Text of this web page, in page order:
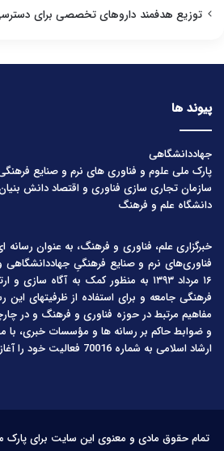
توزیع هدفمند داروهای تخصصی برای دسترسی
پیوند ها
جهاددانشگاهی
پارک ملی علوم و فناوری های نرم و صنایع
سازمان تجاری سازی فناوری و اقتصاد دانش
دانشگاه علم و فرهنگ
خبرگزاری علم، فناوری و فرهنگ، به عنوان
فناوری‌های نرم و صنایع فرهنگیِ جهاددانشگاهی
۱۶ مرداد ۱۳۹۳ به منظور کمک به آگاه
فرهنگی جامعه و برای استفاده از ظرفیتهای
مفاهیم مرتبط در حوزه فناوری و فرهنگ و در
و ضوابط حاکم بر رسانه ها و مؤسسات خبری،
ارشاد اسلامی به شماره 70016 فعالیت خود را آغاز کرده است.
تمام حقوق مادی و معنوی این سایت برای پارک